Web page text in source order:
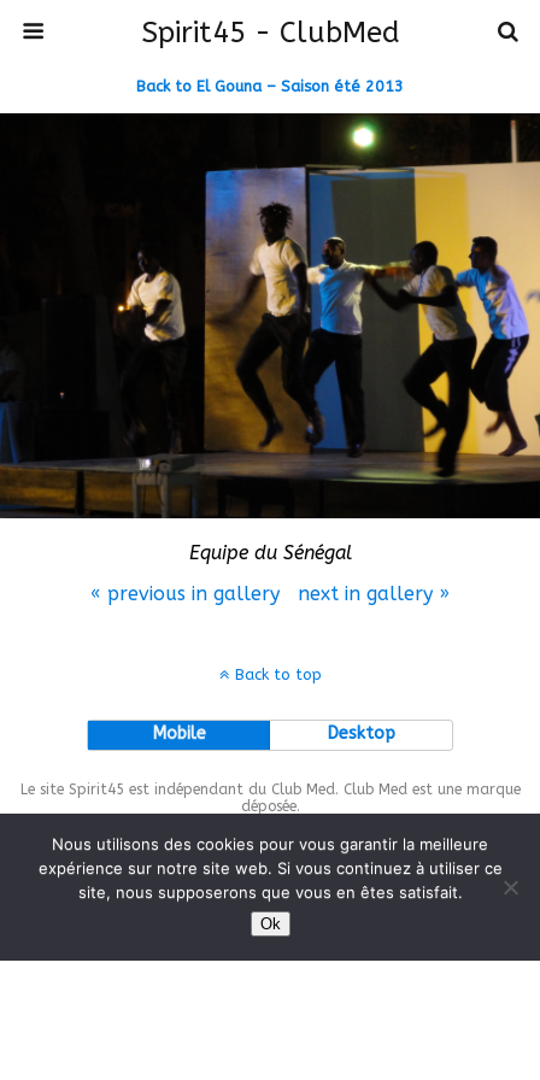
Spirit45 - ClubMed
Back to El Gouna – Saison été 2013
Equipe du Sénégal
« previous in gallery
next in gallery »
Back to top
Mobile Desktop
Le site Spirit45 est indépendant du Club Med. Club Med est une marque
déposée.
This site is protected bywp-copyrightpro.com
Nous utilisons des cookies pour vous garantir la meilleure
expérience sur notre site web. Si vous continuez à utiliser ce
site, nous supposerons que vous en êtes satisfait.
Ok